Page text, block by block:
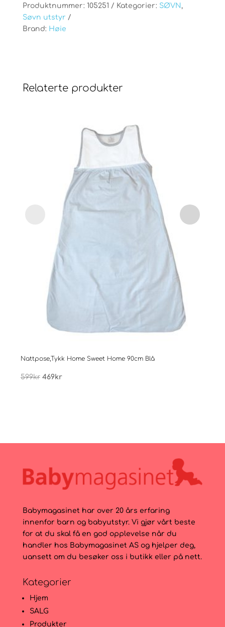
Produktnummer: 105251 Kategorier: SØVN ,
Søvn utstyr
Brand: Høie
Relaterte produkter
Nattpose,Tykk Home Sweet Home 90cm Blå
599kr Opprinnelig
469krNåværende
Babymagasinet har over 20 års erfaring
innenfor barn og babyutstyr. Vi gjør vårt beste
for at du skal få en god opplevelse når du
handler hos Babymagasinet AS og hjelper deg,
uansett om du besøker oss i butikk eller på nett.
Kategorier
Hjem
SALG
Produkter